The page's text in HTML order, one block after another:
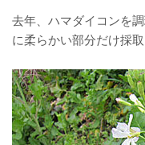
去年、ハマダイコンを
に柔らかい部分だけ採取